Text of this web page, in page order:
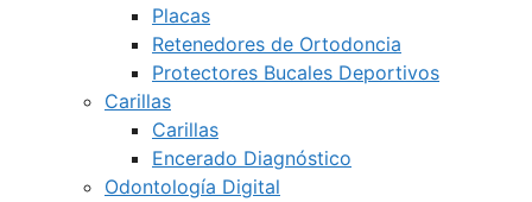
Placas
Retenedores de Ortodoncia
Protectores Bucales Deportivos
Carillas
Carillas
Encerado Diagnóstico
Odontología Digital